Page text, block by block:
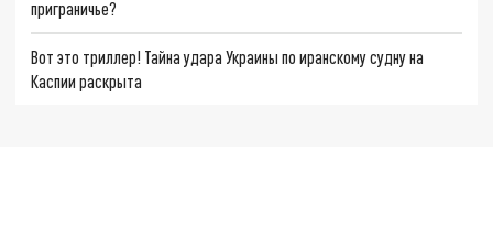
приграничье?
Вот это триллер! Тайна удара Украины по иранскому судну на
Каспии раскрыта